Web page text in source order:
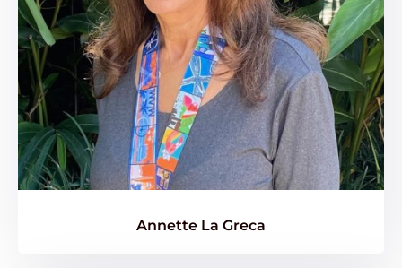
Annette La Greca